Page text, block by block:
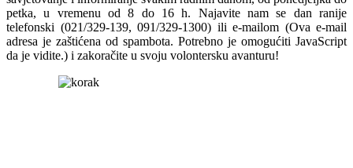
petka, u vremenu od 8 do 16 h. Najavite nam se dan ranije
telefonski (021/329-139, 091/329-1300) ili e-mailom (Ova e-mail
adresa je zaštićena od spambota. Potrebno je omogućiti JavaScript
da je vidite.) i zakoračite u svoju volontersku avanturu!